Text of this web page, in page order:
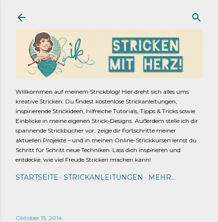
Willkommen auf meinem Strickblog! Hier dreht sich alles ums
kreative Stricken: Du findest kostenlose Strickanleitungen,
inspirierende Strickideen, hilfreiche Tutorials, Tipps & Tricks sowie
Einblicke in meine eigenen Strick-Designs. Außerdem stelle ich dir
spannende Strickbücher vor, zeige dir Fortschritte meiner
aktuellen Projekte – und in meinen Online-Strickkursen lernst du
Schritt für Schritt neue Techniken. Lass dich inspirieren und
entdecke, wie viel Freude Stricken machen kann!
STARTSEITE STRICKANLEITUNGEN MEHR…
Oktober 15, 2014